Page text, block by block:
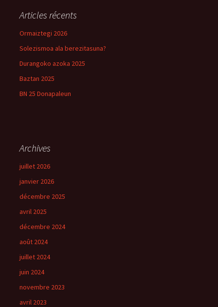
Articles récents
Ormaiztegi 2026
Solezismoa ala berezitasuna?
Durangoko azoka 2025
Baztan 2025
BN 25 Donapaleun
Archives
juillet 2026
janvier 2026
décembre 2025
avril 2025
décembre 2024
août 2024
juillet 2024
juin 2024
novembre 2023
avril 2023